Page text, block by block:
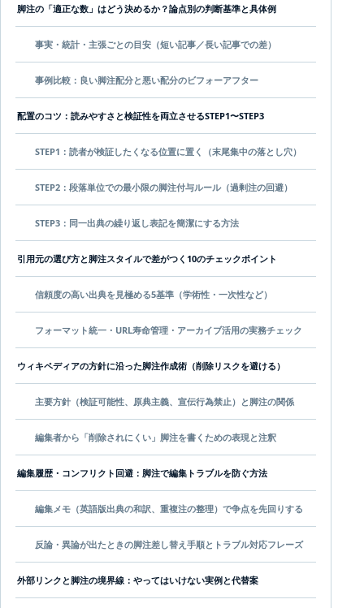
脚注の「適正な数」はどう決めるか？論点別の判断基準と具体例
事実・統計・主張ごとの目安（短い記事／長い記事での差）
事例比較：良い脚注配分と悪い配分のビフォーアフター
配置のコツ：読みやすさと検証性を両立させるSTEP1〜STEP3
STEP1：読者が検証したくなる位置に置く（末尾集中の落とし穴）
STEP2：段落単位での最小限の脚注付与ルール（過剰注の回避）
STEP3：同一出典の繰り返し表記を簡潔にする方法
引用元の選び方と脚注スタイルで差がつく10のチェックポイント
信頼度の高い出典を見極める5基準（学術性・一次性など）
フォーマット統一・URL寿命管理・アーカイブ活用の実務チェック
ウィキペディアの方針に沿った脚注作成術（削除リスクを避ける）
主要方針（検証可能性、原典主義、宣伝行為禁止）と脚注の関係
編集者から「削除されにくい」脚注を書くための表現と注釈
編集履歴・コンフリクト回避：脚注で編集トラブルを防ぐ方法
編集メモ（英語版出典の和訳、重複注の整理）で争点を先回りする
反論・異論が出たときの脚注差し替え手順とトラブル対応フレーズ
外部リンクと脚注の境界線：やってはいけない実例と代替案